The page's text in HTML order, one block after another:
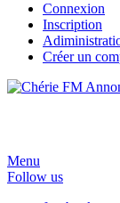
Connexion
Inscription
Créer un
Menu
Follow us